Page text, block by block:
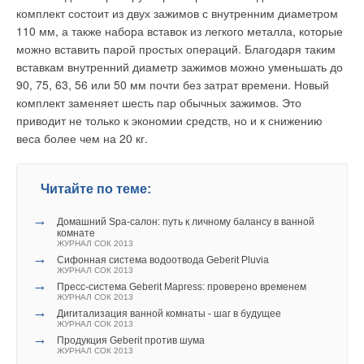
комплект состоит из двух зажимов с внутренним диаметром
110 мм, а также набора вставок из легкого металла, которые
можно вставить парой простых операций. Благодаря таким
вставкам внутренний диаметр зажимов можно уменьшать до
90, 75, 63, 56 или 50 мм почти без затрат времени. Новый
комплект заменяет шесть пар обычных зажимов. Это
приводит не только к экономии средств, но и к снижению
веса более чем на 20 кг.
Читайте по теме:
→
Домашний Spa-салон: путь к личному балансу в ванной
комнате
ЖУРНАЛ СОК 2013
→ Сифонная система водоотвода Geberit Pluvia
ЖУРНАЛ СОК 2013
→ Пресс-система Geberit Mapress: проверено временем
ЖУРНАЛ СОК 2013
→ Дигитализация ванной комнаты - шаг в будущее
ЖУРНАЛ СОК 2013
→ Продукция Geberit против шума
ЖУРНАЛ СОК 2013
винта с клапаном, в который вмонтирована эластичная
прокладка, выполненная, например, из резины. На внешний
конец винта надевается маховик. В верхней части корпуса
размещено уплотнение (сальник). Вентильная головка
вворачивается в корпус смесителя или крана, и прокладка за
счет вращения винта прижимается к седлу или отодвигается
от него. В результате обеспечивается перекрытие воды или
осуществляется ее поступление с необходимым расходом в
В водопроводной воде очень много крупных
внутренней поверхности ржавеющих стальных
труб стояков, и песок, а также мелкие части
водоразборной арматуры
Достоинства этих вентильных головок сводятся к
следующему: низкая стоимость; плавность регулирования
расхода; малая вероятность появления высокочастотных
шумов.
водоснабжения в жилых или офисных помещениях
располагаются в открытом обозрении и выполняются из
дорогих медных или хромированных стальных труб.
Использование ремешковых ключей рекомендуется и при
монтаже полипропиленовых и металлопластиковых труб,
которые при неаккуратном обращении также могут
покрыться неэстетичными царапинами и вмятинами.
Сама надежность
При всем многообразии вариантов и модификаций ключей
десятилетия не изменились: точный и прочный захват,
удобное положение в руке (то есть эргономичность),
надежность и, конечно, долговечность.
По мере расширения сфер использования также
выяснилось, что ключи должны выдерживать серьезные
перепады температур, воздействие химически агрессивных
сред, абразивных частиц (пыли и песка), а также